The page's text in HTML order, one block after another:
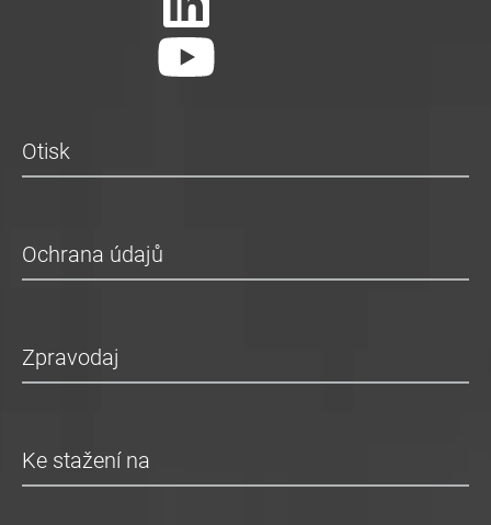
Otisk
Ochrana údajů
Zpravodaj
Ke stažení na